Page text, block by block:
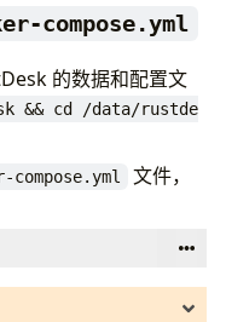
compose.yml
的数据和配置文
&& cd /data/rustde
compose.yml
文件，